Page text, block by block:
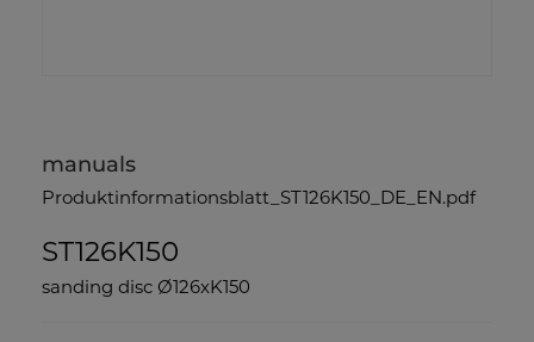
manuals
Produktinformationsblatt_ST126K150_DE_EN.pdf
ST126K150
sanding disc Ø126xK150